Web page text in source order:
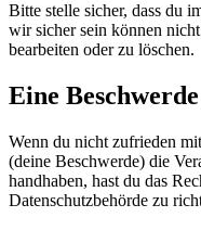
Bitte stelle sicher, dass du
wir sicher sein können
bearbeiten oder zu löschen.
Eine
Wenn du nicht zufrieden
(deine Beschwerde) die
handhaben, hast du das
Datenschutzbehörde zu